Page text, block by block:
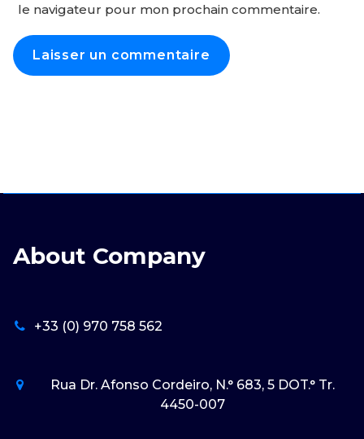
le navigateur pour mon prochain commentaire.
About Company
+33 (0) 970 758 562
Rua Dr. Afonso Cordeiro, N.° 683, 5 DOT.° Tr.
4450-007